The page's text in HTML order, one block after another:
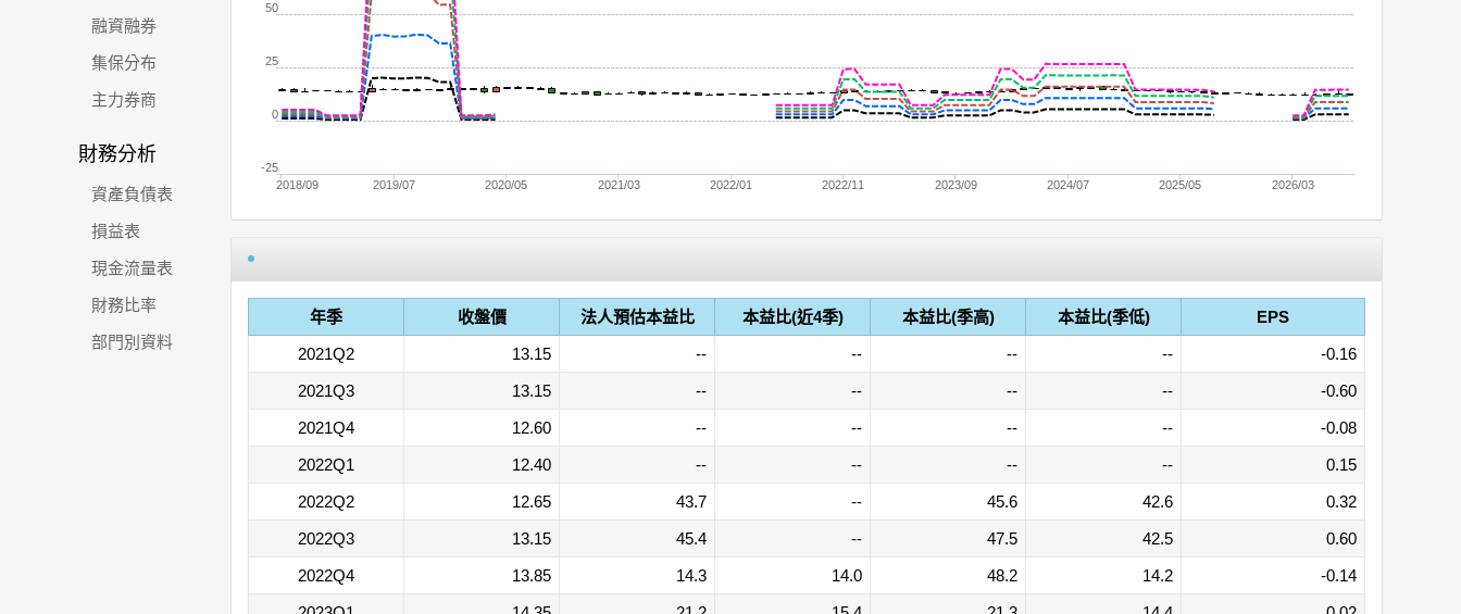
融資融券
集保分布
主力券商
財務分析
資產負債表
損益表
現金流量表
財務比率
部門別資料
2018/09 2019/07 2020/05 2021/03 2022/01 2022/11 2023/09 2024/07 2025/05 2026/03
-25
0
25
50
年季 收盤價 法人預估本益比 本益比(近4季) 本益比(季高) 本益比(季低)
EPS
2021Q2
13.15 -- -- -- --
-0.16
2021Q3
13.15 -- -- -- --
-0.60
2021Q4
12.60 -- -- -- --
-0.08
2022Q1
12.40 -- -- -- --
0.15
2022Q2
12.65 43.7 -- 45.6 42.6
0.32
2022Q3
13.15 45.4 -- 47.5 42.5
0.60
2022Q4
13.85 14.3 14.0 48.2 14.2
-0.14